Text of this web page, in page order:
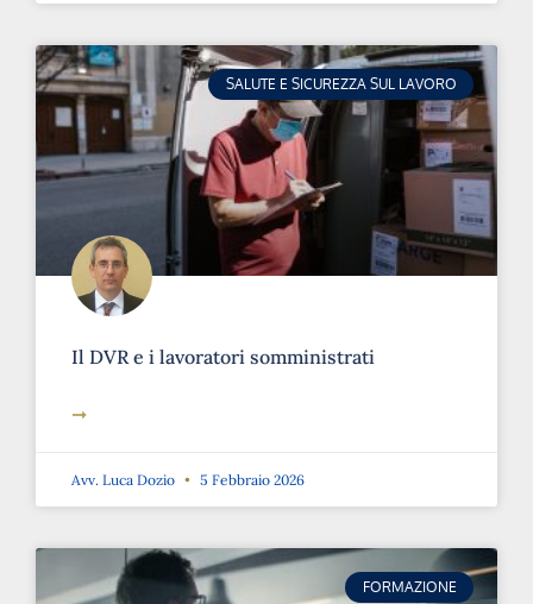
SALUTE E SICUREZZA SUL LAVORO
Il DVR e i lavoratori somministrati
➞
Avv. Luca Dozio 5 Febbraio 2026
FORMAZIONE